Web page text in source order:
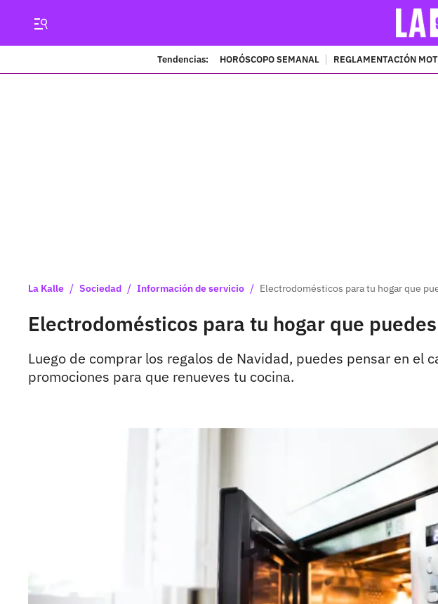
Tendencias: HORÓSCOPO SEMANAL REGLAMENTACIÓN
La Kalle / Sociedad / Información de servicio / Electrodomésticos para tu hogar que
Electrodomésticos para tu hogar que
Luego de comprar los regalos de Navidad, puedes pensar en el
promociones para que renueves tu cocina.